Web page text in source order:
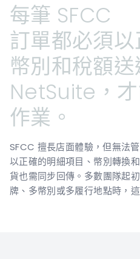
每筆 SFCC
訂單都必須以
幣別和稅額送
NetSuite，
作業。
SFCC 擅長店面體驗，但無法
以正確的明細項目、幣別轉換
貨也需同步回傳。多數團隊起
牌、多幣別或多履行地點時，